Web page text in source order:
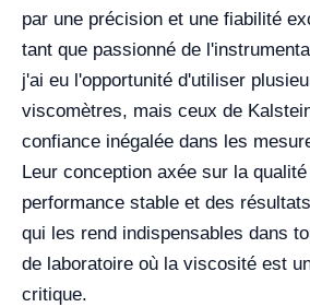
par une précision et une fiabilité
tant que passionné de
j'ai eu l'opportunité d'utiliser
viscomètres, mais ceux de
confiance inégalée dans les
Leur conception axée sur la
performance stable et des
qui les rend indispensables dans
de laboratoire où la viscosité est
critique.